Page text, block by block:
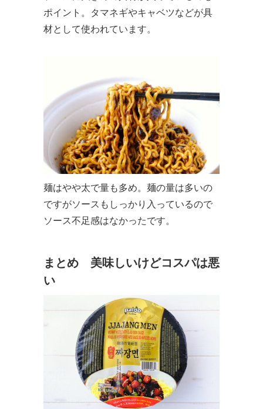
ポイント。タマネギやキャベツなどが具
材として使われています。
麺はやや太で量も多め。麺の量は多いの
ですがソースもしっかり入っているので
ソース不足感はなかったです。
まとめ 美味しいけどコスパは悪
い